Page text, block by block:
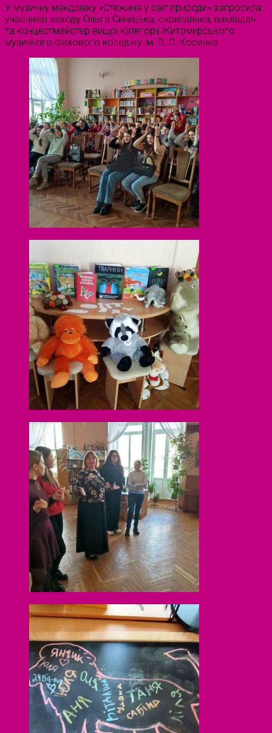
У музичну мандрівку «Стежина у світ природи» запросила
учасників заходу Ольга Синицька, скрипалька, викладач
та концертмейстер вищої категорії Житомирського
музичного фахового коледжу ім. В. С. Косенка.